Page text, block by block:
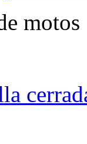
motos